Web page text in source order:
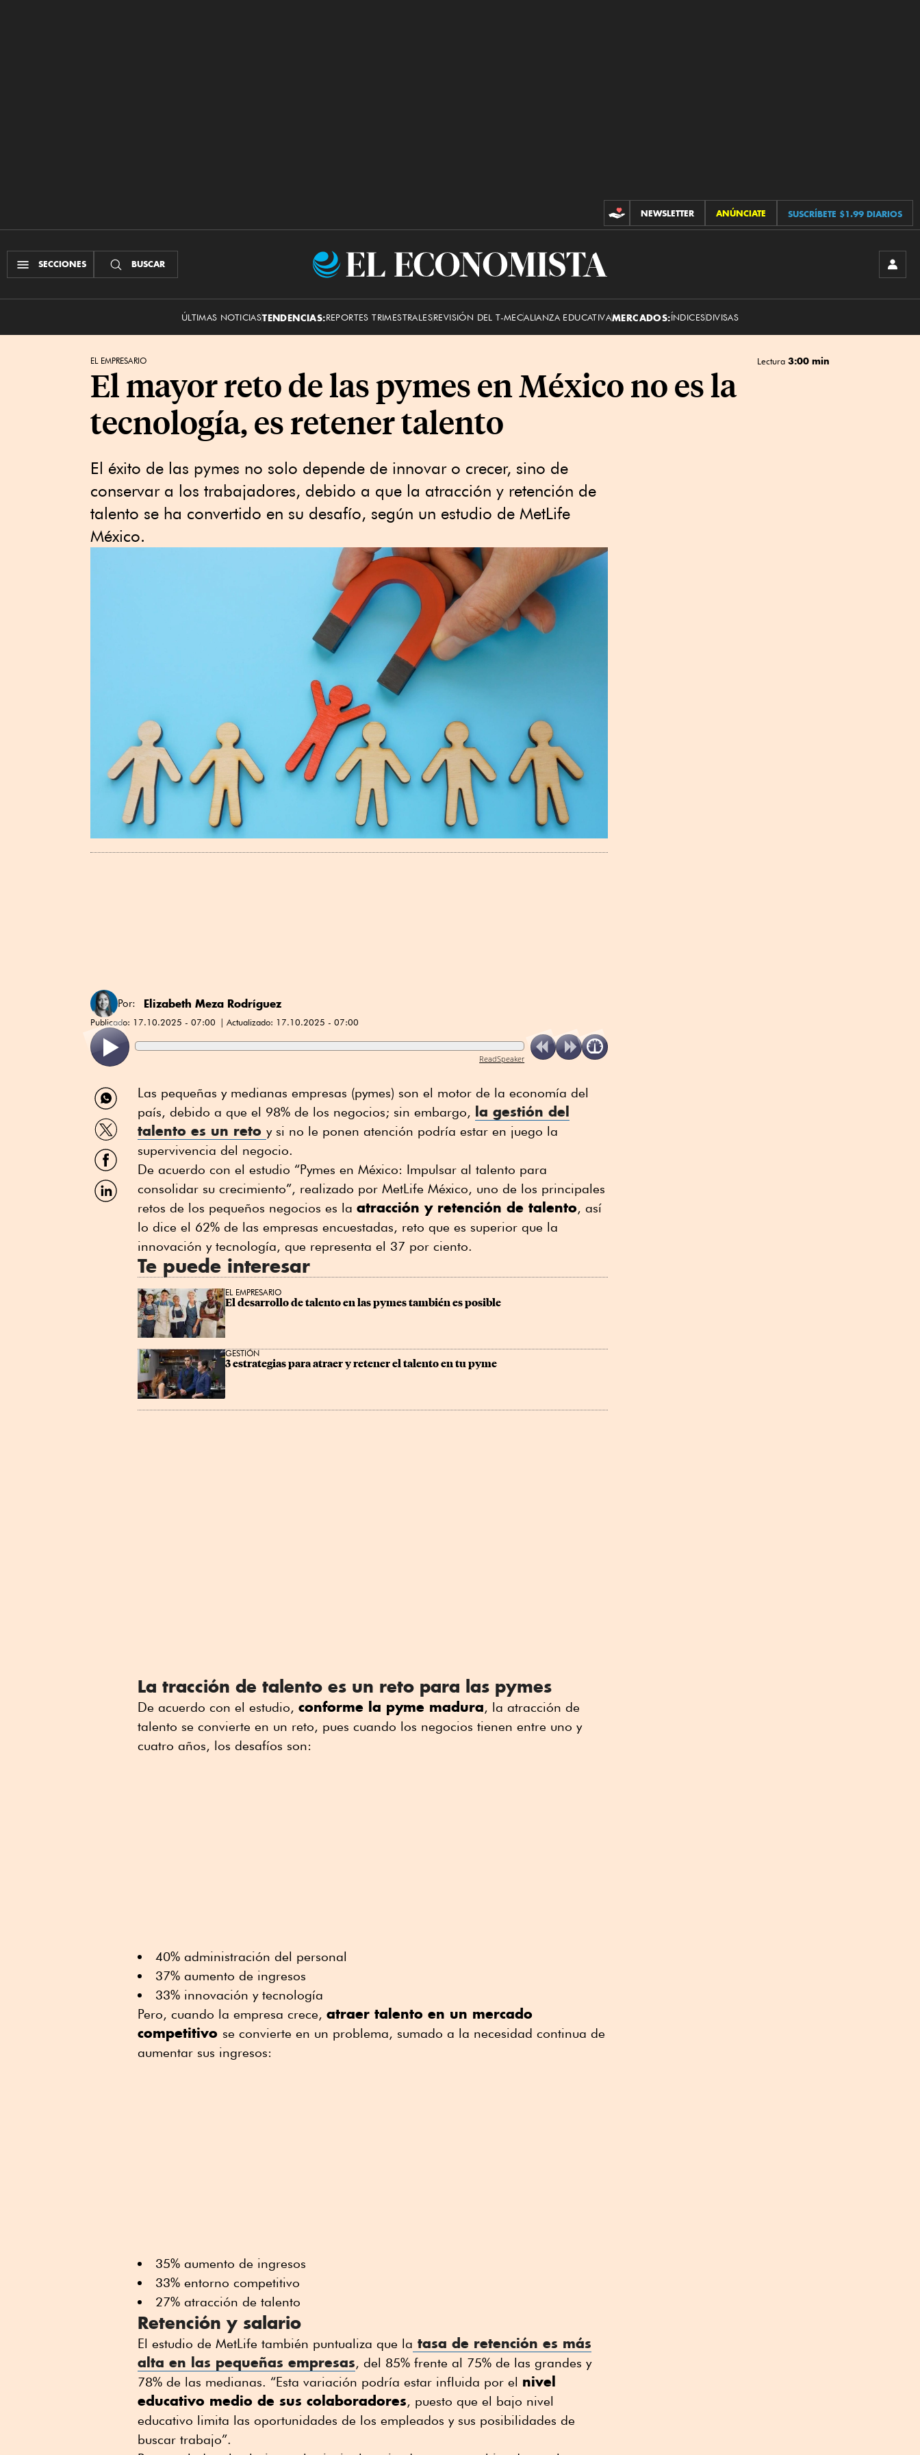
CONTRIBUCIONES
NEWSLETTER ANÚNCIATE SUSCRÍBETE $1.99 DIARIOS
SECCIONES BUSCAR
El
ÚLTIMAS NOTICIASTENDENCIAS:REPORTES TRIMESTRALESREVISIÓN DEL T-MECALIANZA EDUCATIVAMERCADOS:ÍNDICESDIVISAS
EL EMPRESARIO Lectura 3:00 min
El mayor reto de las pymes en México no es la
tecnología, es retener talento
El éxito de las pymes no solo depende de innovar o crecer, sino de
conservar a los trabajadores, debido a que la atracción y retención de
talento se ha convertido en su desafío, según un estudio de MetLife
México.
Por: Elizabeth Meza Rodríguez
Publicado: 17.10.2025 - 07:00 Actualizado: 17.10.2025 - 07:00
ReadSpeaker
Compartir
por
WhatsApp
Compartir
por
Twitter
Compartir
por
Facebook
Compartir
por
Las pequeñas y medianas empresas (pymes) son el motor de la economía del
país, debido a que el 98% de los negocios; sin embargo, la gestión del
talento es un reto y si no le ponen atención podría estar en juego la
supervivencia del negocio.
De acuerdo con el estudio “Pymes en México: Impulsar al talento para
consolidar su crecimiento”, realizado por MetLife México, uno de los principales
retos de los pequeños negocios es la atracción y retención de talento, así
lo dice el 62% de las empresas encuestadas, reto que es superior que la
innovación y tecnología, que representa el 37 por ciento.
Te puede interesar
EL EMPRESARIO
El desarrollo de talento en las pymes también es posible
GESTIÓN
3 estrategias para atraer y retener el talento en tu pyme
La tracción de talento es un reto para las pymes
De acuerdo con el estudio, conforme la pyme madura, la atracción de
talento se convierte en un reto, pues cuando los negocios tienen entre uno y
cuatro años, los desafíos son:
40% administración del personal
37% aumento de ingresos
33% innovación y tecnología
Pero, cuando la empresa crece, atraer talento en un mercado
competitivo se convierte en un problema, sumado a la necesidad continua de
aumentar sus ingresos:
35% aumento de ingresos
33% entorno competitivo
27% atracción de talento
Retención y salario
El estudio de MetLife también puntualiza que la tasa de retención es más
alta en las pequeñas empresas, del 85% frente al 75% de las grandes y
78% de las medianas. “Esta variación podría estar influida por el nivel
educativo medio de sus colaboradores, puesto que el bajo nivel
educativo limita las oportunidades de los empleados y sus posibilidades de
buscar trabajo”.